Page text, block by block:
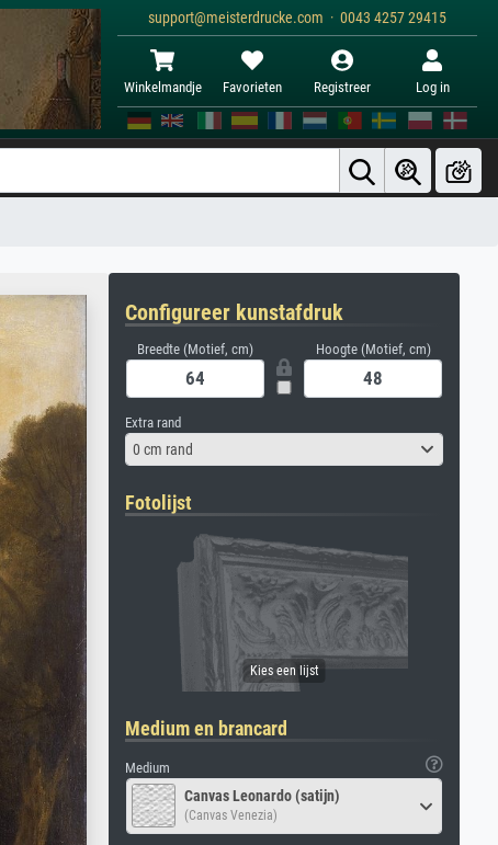
support@meisterdrucke.com · 0043 4257 29415
Winkelmandje Favorieten Registreer Log in
Configureer kunstafdruk
Breedte (Motief, cm) Hoogte (Motief, cm)
Extra rand
0 cm rand
Fotolijst
Medium en brancard
Medium
Canvas Leonardo (satijn)
(Canvas Venezia)